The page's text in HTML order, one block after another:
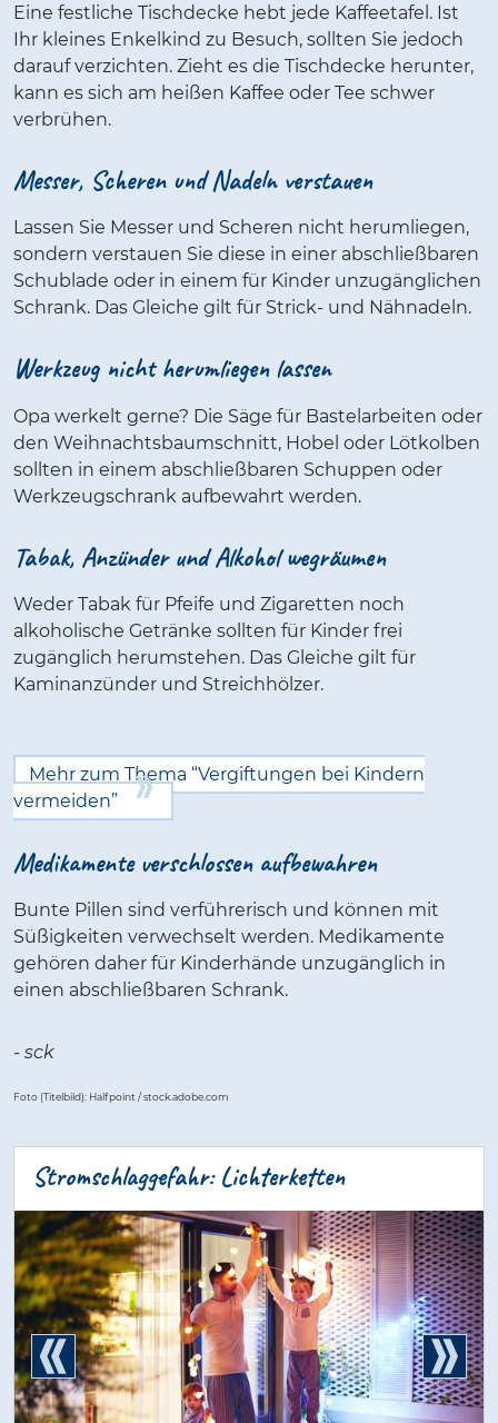
Eine festliche Tischdecke hebt jede Kaffeetafel. Ist
Ihr kleines Enkelkind zu Besuch, sollten Sie jedoch
darauf verzichten. Zieht es die Tischdecke herunter,
kann es sich am heißen Kaffee oder Tee schwer
verbrühen.
Messer, Scheren und Nadeln verstauen
Lassen Sie Messer und Scheren nicht herumliegen,
sondern verstauen Sie diese in einer abschließbaren
Schublade oder in einem für Kinder unzugänglichen
Schrank. Das Gleiche gilt für Strick- und Nähnadeln.
Werkzeug nicht herumliegen lassen
Opa werkelt gerne? Die Säge für Bastelarbeiten oder
den Weihnachtsbaumschnitt, Hobel oder Lötkolben
sollten in einem abschließbaren Schuppen oder
Werkzeugschrank aufbewahrt werden.
Tabak, Anzünder und Alkohol wegräumen
Weder Tabak für Pfeife und Zigaretten noch
alkoholische Getränke sollten für Kinder frei
zugänglich herumstehen. Das Gleiche gilt für
Kaminanzünder und Streichhölzer.
Mehr zum Thema “Vergiftungen bei Kindern
vermeiden”
Medikamente verschlossen aufbewahren
Bunte Pillen sind verführerisch und können mit
Süßigkeiten verwechselt werden. Medikamente
gehören daher für Kinderhände unzugänglich in
einen abschließbaren Schrank.
- sck
Foto (Titelbild): Halfpoint / stock.adobe.com
Stromschlaggefahr: Lichterketten